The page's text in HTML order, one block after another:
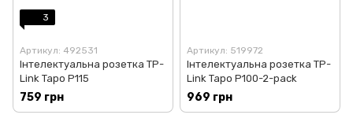
3
Артикул: 492531
Інтелектуальна розетка TP-
Link Tapo P115
759 грн
Артикул: 519972
Інтелектуальна розетка TP-
Link Tapo P100-2-pack
969 грн